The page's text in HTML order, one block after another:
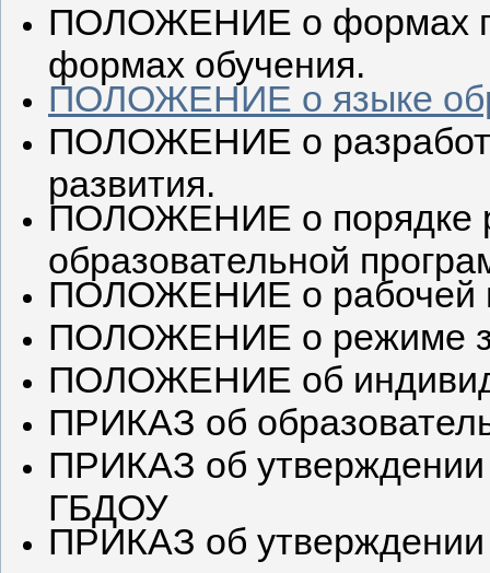
ПОЛОЖЕНИЕ о формах
формах обучения.
ПОЛОЖЕНИЕ о языке
ПОЛОЖЕНИЕ о
развития.
ПОЛОЖЕНИЕ о порядке
образовательной
ПОЛОЖЕНИЕ о рабочей
ПОЛОЖЕНИЕ о режиме
ПОЛОЖЕНИЕ об
ПРИКАЗ об
ПРИКАЗ об утверждении
ГБДОУ
ПРИКАЗ об